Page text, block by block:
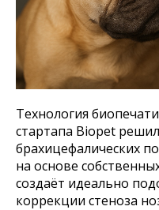
Технология
стартапа Biopet
брахицефалических
на основе
создаёт идеально
коррекции стеноза